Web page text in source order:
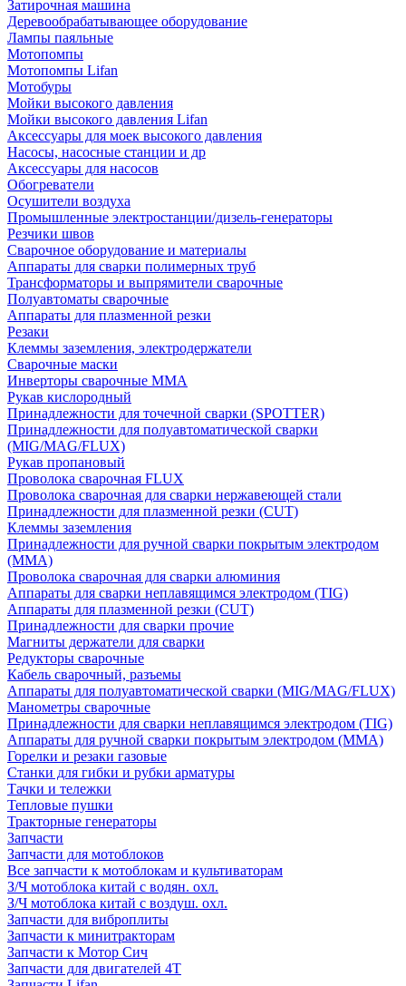
Затирочная машина
Деревообрабатывающее оборудование
Лампы паяльные
Мотопомпы
Мотопомпы Lifan
Мотобуры
Мойки высокого давления
Мойки высокого давления Lifan
Аксессуары для моек высокого давления
Насосы, насосные станции и др
Аксессуары для насосов
Обогреватели
Осушители воздуха
Промышленные электростанции/дизель-генераторы
Резчики швов
Сварочное оборудование и материалы
Аппараты для сварки полимерных труб
Трансформаторы и выпрямители сварочные
Полуавтоматы сварочные
Аппараты для плазменной резки
Резаки
Клеммы заземления, электродержатели
Сварочные маски
Инверторы сварочные ММА
Рукав кислородный
Принадлежности для точечной сварки (SPOTTER)
Принадлежности для полуавтоматической сварки
(MIG/MAG/FLUX)
Рукав пропановый
Проволока сварочная FLUX
Проволока сварочная для сварки нержавеющей стали
Принадлежности для плазменной резки (CUT)
Клеммы заземления
Принадлежности для ручной сварки покрытым электродом
(MMA)
Проволока сварочная для сварки алюминия
Аппараты для сварки неплавящимся электродом (TIG)
Аппараты для плазменной резки (CUT)
Принадлежности для сварки прочие
Магниты держатели для сварки
Редукторы сварочные
Кабель сварочный, разъемы
Аппараты для полуавтоматической сварки (MIG/MAG/FLUX)
Манометры сварочные
Принадлежности для сварки неплавящимся электродом (TIG)
Аппараты для ручной сварки покрытым электродом (MMA)
Горелки и резаки газовые
Станки для гибки и рубки арматуры
Тачки и тележки
Тепловые пушки
Тракторные генераторы
Запчасти
Запчасти для мотоблоков
Все запчасти к мотоблокам и культиваторам
З/Ч мотоблока китай с водян. охл.
З/Ч мотоблока китай с воздуш. охл.
Запчасти для виброплиты
Запчасти к минитракторам
Запчасти к Мотор Сич
Запчасти для двигателей 4Т